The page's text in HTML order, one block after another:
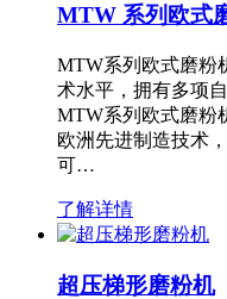
MTW 系列欧式
MTW系列欧式磨粉
术水平，拥有多项
MTW系列欧式磨粉
欧洲先进制造技术
可…
了解详情
超压梯形磨粉机